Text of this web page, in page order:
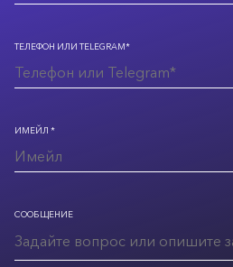
ТЕЛЕФОН ИЛИ TELEGRAM*
ИМЕЙЛ *
СООБЩЕНИЕ